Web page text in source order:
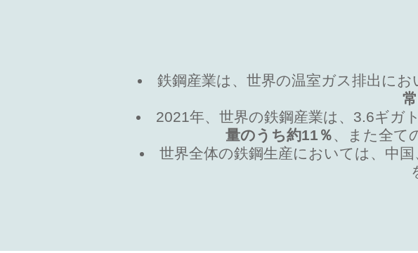
鉄鋼産業は、世界の温室ガス排出に
2021年、世界の鉄鋼産業は、3.6ギガ
量のうち約11％、また全て
世界全体の鉄鋼生産においては、中